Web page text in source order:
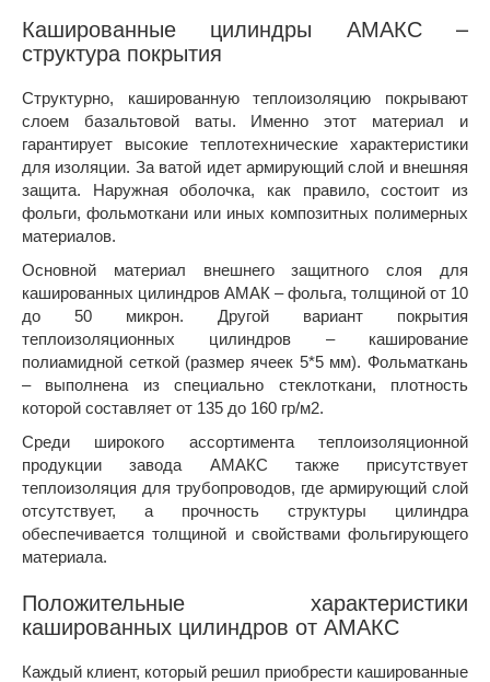
Кашированные цилиндры АМАКС –
структура покрытия
Структурно, кашированную теплоизоляцию покрывают
слоем базальтовой ваты. Именно этот материал и
гарантирует высокие теплотехнические характеристики
для изоляции. За ватой идет армирующий слой и внешняя
защита. Наружная оболочка, как правило, состоит из
фольги, фольмоткани или иных композитных полимерных
материалов.
Основной материал внешнего защитного слоя для
кашированных цилиндров АМАК – фольга, толщиной от 10
до 50 микрон. Другой вариант покрытия
теплоизоляционных цилиндров – каширование
полиамидной сеткой (размер ячеек 5*5 мм). Фольматкань
– выполнена из специально стеклоткани, плотность
которой составляет от 135 до 160 гр/м2.
Среди широкого ассортимента теплоизоляционной
продукции завода АМАКС также присутствует
теплоизоляция для трубопроводов, где армирующий слой
отсутствует, а прочность структуры цилиндра
обеспечивается толщиной и свойствами фольгирующего
материала.
Положительные характеристики
кашированных цилиндров от АМАКС
Каждый клиент, который решил приобрести кашированные